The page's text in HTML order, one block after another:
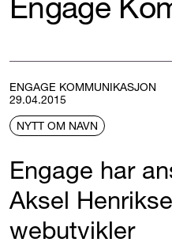
ENGAGE KOMMUNIKASJON
29.04.2015
NYTT OM NAVN
Engage har
Aksel
webutvikler